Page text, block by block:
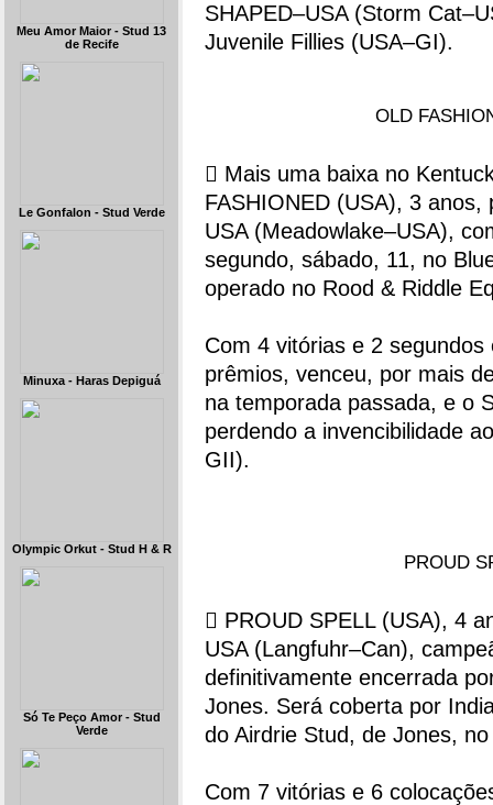
Meu Amor Maior - Stud 13
de Recife
Le Gonfalon - Stud Verde
Minuxa - Haras Depiguá
Olympic Orkut - Stud H & R
Só Te Peço Amor - Stud
Verde
SHAPED–USA (Storm
Juvenile Fillies (USA–GI).
OLD
 Mais uma baixa no
FASHIONED (USA), 3 anos,
USA (Meadowlake–USA),
segundo, sábado, 11, no
operado no Rood & Riddle
Com 4 vitórias e 2
prêmios, venceu, por mais
na temporada passada, e o
perdendo a invencibilidade
GII).
PROUD
 PROUD SPELL (USA), 4
USA (Langfuhr–Can),
definitivamente encerrada
Jones. Será coberta por
do Airdrie Stud, de Jones,
Com 7 vitórias e 6